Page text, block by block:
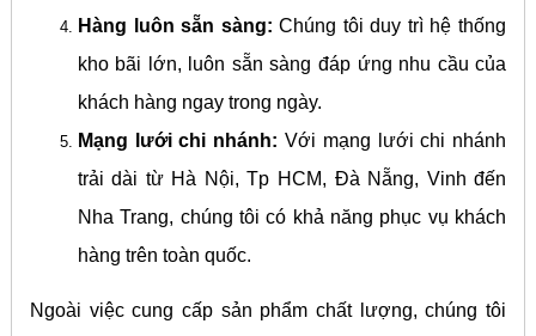
Hàng luôn sẵn sàng: Chúng tôi duy trì hệ thống
kho bãi lớn, luôn sẵn sàng đáp ứng nhu cầu của
khách hàng ngay trong ngày.
Mạng lưới chi nhánh: Với mạng lưới chi nhánh
trải dài từ Hà Nội, Tp HCM, Đà Nẵng, Vinh đến
Nha Trang, chúng tôi có khả năng phục vụ khách
hàng trên toàn quốc.
Ngoài việc cung cấp sản phẩm chất lượng, chúng tôi